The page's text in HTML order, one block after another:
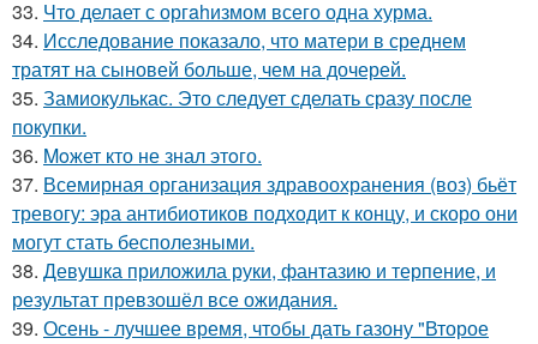
33. Чтo делает с оргahизмом всего одна хурма.
34. Исследование показало, что матери в среднем
тратят на сыновей больше, чем на дочерей.
35. Замиокулькас. Это следует сделать сразу после
покупки.
36. Moжет кто не знал этoго.
37. Всемирная организация здравоохранения (воз) бьёт
тревогу: эра антибиотиков подходит к концу, и скоро они
могут стать бесполезными.
38. Девушка приложила руки, фантазию и терпение, и
результат превзошёл все ожидания.
39. Осень - лучшее время, чтобы дать газону "Второе